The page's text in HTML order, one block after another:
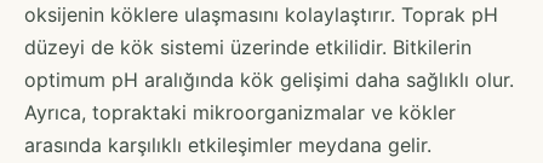
oksijenin köklere ulaşmasını kolaylaştırır. Toprak pH
düzeyi de kök sistemi üzerinde etkilidir. Bitkilerin
optimum pH aralığında kök gelişimi daha sağlıklı olur.
Ayrıca, topraktaki mikroorganizmalar ve kökler
arasında karşılıklı etkileşimler meydana gelir.